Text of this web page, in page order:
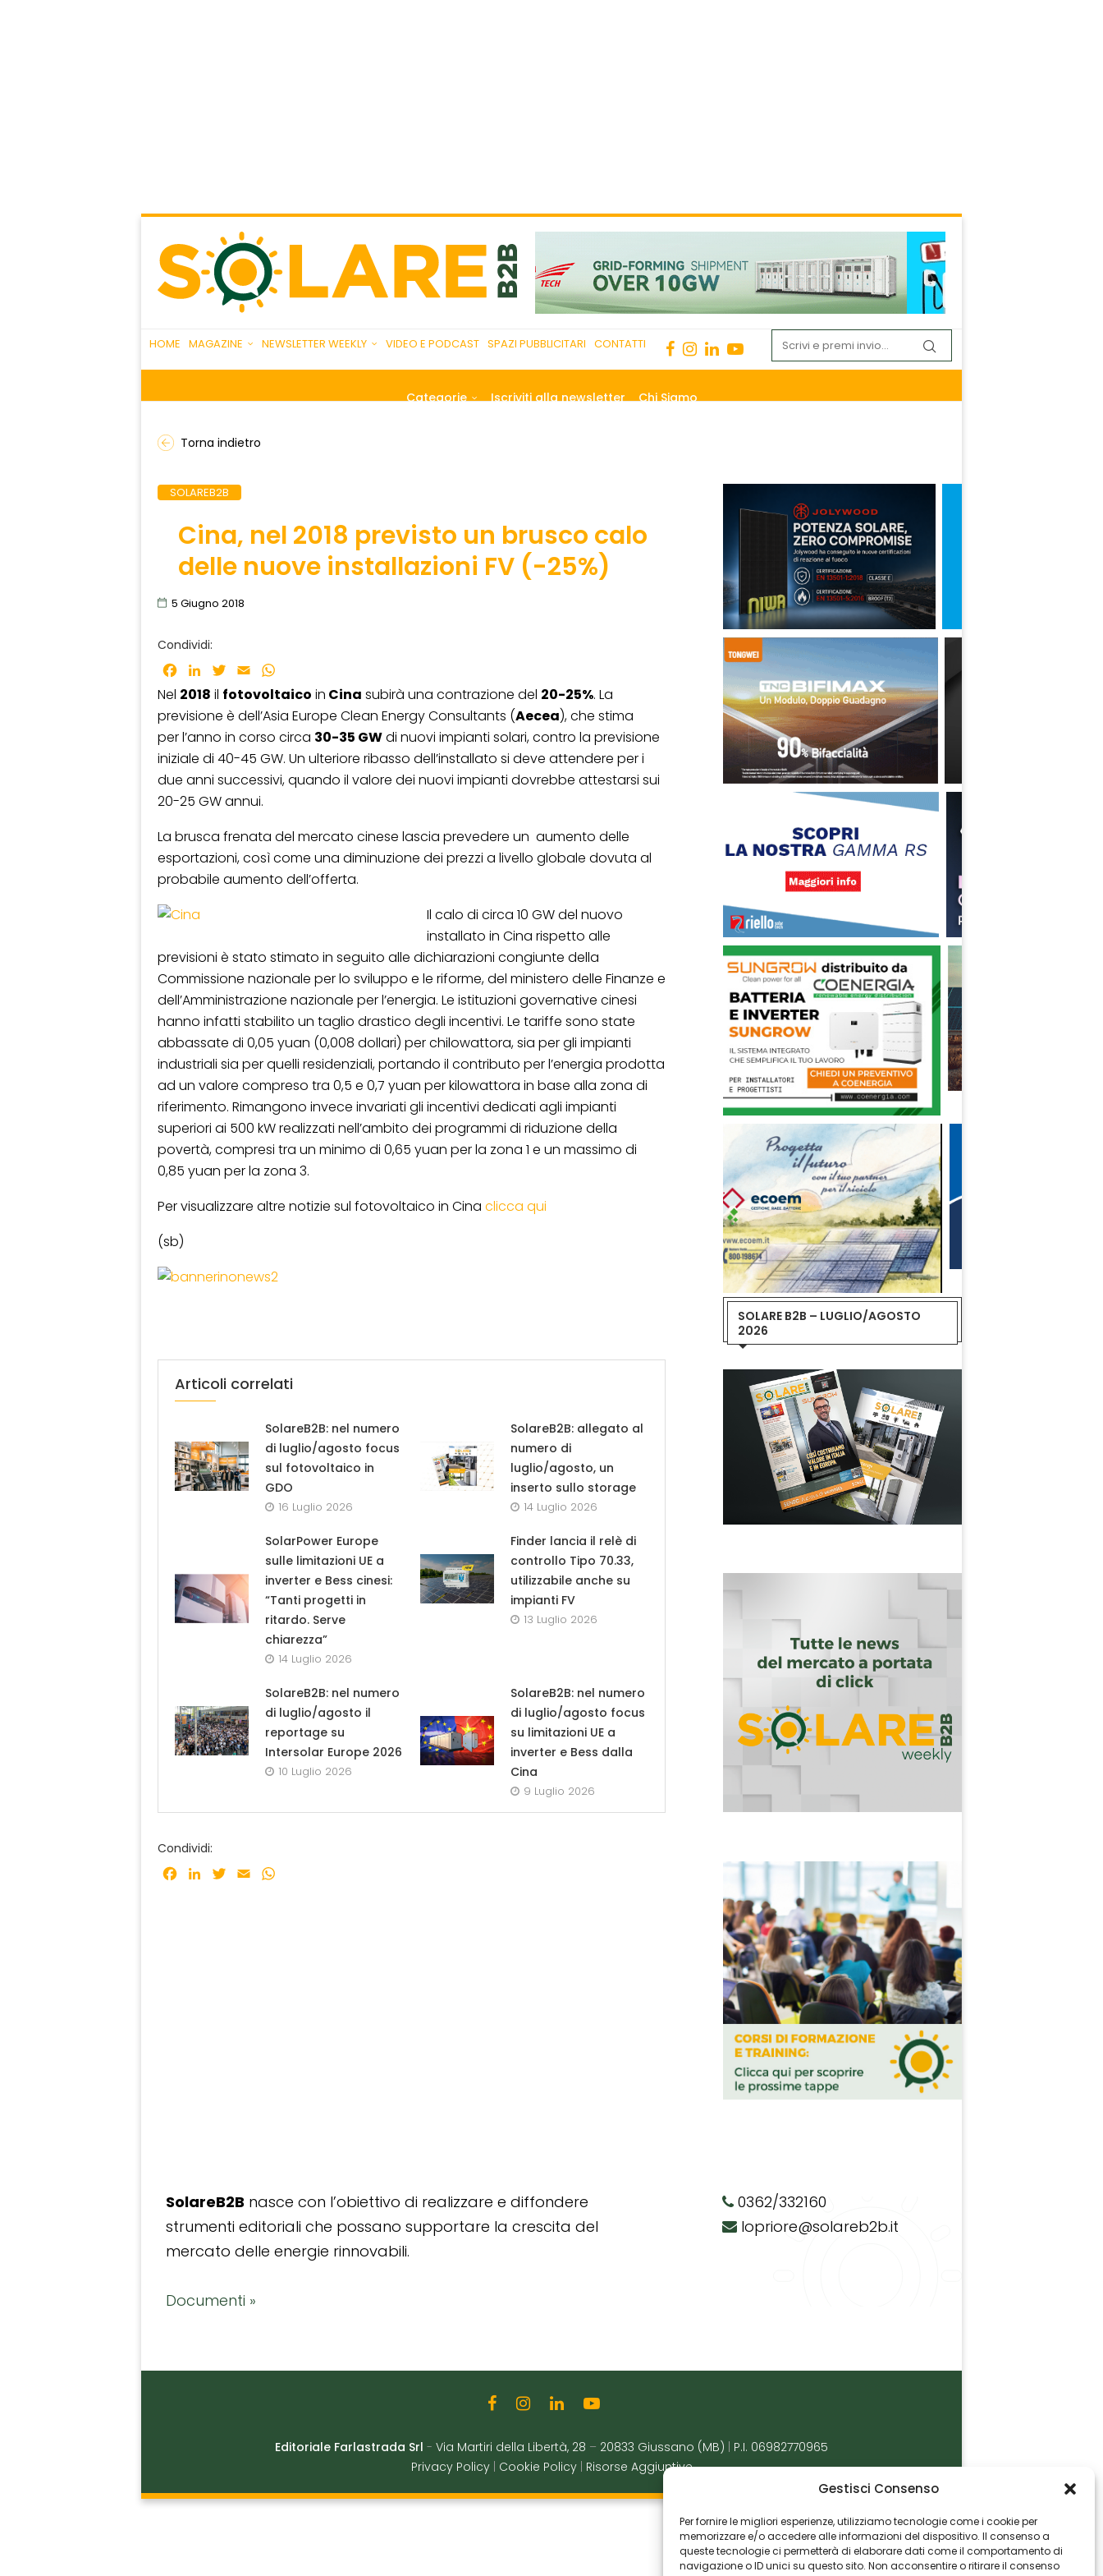
Gestisci Consenso
Per fornire le migliori esperienze, utilizziamo tecnologie come i cookie per
memorizzare e/o accedere alle informazioni del dispositivo. Il consenso a
queste tecnologie ci permetterà di elaborare dati come il comportamento di
navigazione o ID unici su questo sito. Non acconsentire o ritirare il consenso
HOME MAGAZINE NEWSLETTER WEEKLY VIDEO E PODCAST SPAZI PUBBLICITARI CONTATTI
Categorie Iscriviti alla newsletter Chi Siamo
Torna indietro
SOLAREB2B
Cina, nel 2018 previsto un brusco calo
delle nuove installazioni FV (-25%)
5 Giugno 2018
Condividi:
Facebook
LinkedInTwitter
Email
Nel 2018 il fotovoltaico in Cina subirà una contrazione del 20-25%. La
previsione è dell’Asia Europe Clean Energy Consultants (Aecea), che stima
per l’anno in corso circa 30-35 GWdi nuovi impianti solari, contro la previsione
iniziale di 40-45 GW. Un ulteriore ribasso dell’installato si deve attendere per i
due anni successivi, quando il valore dei nuovi impianti dovrebbe attestarsi sui
20-25 GW annui.
La brusca frenata del mercato cinese lascia prevedere un aumento delle
esportazioni, così come una diminuzione dei prezzi a livello globale dovuta al
probabile aumento dell’offerta.
Il calo di circa 10 GW del nuovo
installato in Cina rispetto alle
previsioni è stato stimato in seguito alle dichiarazioni congiunte della
Commissione nazionale per lo sviluppo e le riforme, del ministero delle Finanze e
dell’Amministrazione nazionale per l’energia. Le istituzioni governative cinesi
hanno infatti stabilito un taglio drastico degli incentivi. Le tariffe sono state
abbassate di 0,05 yuan (0,008 dollari) per chilowattora, sia per gli impianti
industriali sia per quelli residenziali, portando il contributo per l’energia prodotta
ad un valore compreso tra 0,5 e 0,7 yuan per kilowattora in base alla zona di
riferimento. Rimangono invece invariati gli incentivi dedicati agli impianti
superiori ai 500 kW realizzati nell’ambito dei programmi di riduzione della
povertà, compresi tra un minimo di 0,65 yuan per la zona 1 e un massimo di
0,85 yuan per la zona 3.
Per visualizzare altre notizie sul fotovoltaico in Cina clicca qui
(sb)
Articoli correlati
SolareB2B: nel numero
di luglio/agosto focus
sul fotovoltaico in
GDO
16 Luglio 2026
SolareB2B: allegato al
numero di
luglio/agosto, un
inserto sullo storage
14 Luglio 2026
SolarPower Europe
sulle limitazioni UE a
inverter e Bess cinesi:
“Tanti progetti in
ritardo. Serve
chiarezza”
14 Luglio 2026
Finder lancia il relè di
controllo Tipo 70.33,
utilizzabile anche su
impianti FV
13 Luglio 2026
SolareB2B: nel numero
di luglio/agosto il
reportage su
Intersolar Europe 2026
10 Luglio 2026
SolareB2B: nel numero
di luglio/agosto focus
su limitazioni UE a
inverter e Bess dalla
Cina
9 Luglio 2026
Condividi:
Facebook
LinkedInTwitter
Email
SOLARE B2B – LUGLIO/AGOSTO
2026
SolareB2B nasce con l’obiettivo di realizzare e diffondere
strumenti editoriali che possano supportare la crescita del
mercato delle energie rinnovabili.
Documenti »
0362/332160
lopriore@solareb2b.it
Editoriale Farlastrada Srl - Via Martiri della Libertà, 28 – 20833 Giussano (MB)
P.I. 06982770965
Privacy Policy
Cookie Policy Risorse Aggiuntive